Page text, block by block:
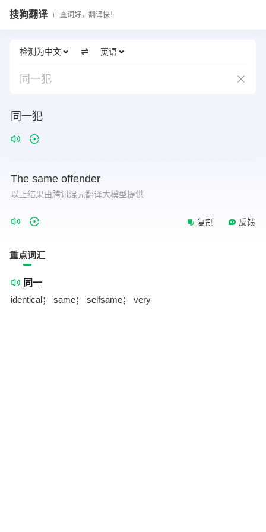
搜狗翻译 查词好，翻译快！
检测为中文 英语
同一犯
同一犯
The same offender
以上结果由腾讯混元翻译大模型提供
复制 反馈
重点词汇
同一
identical； same； selfsame； very